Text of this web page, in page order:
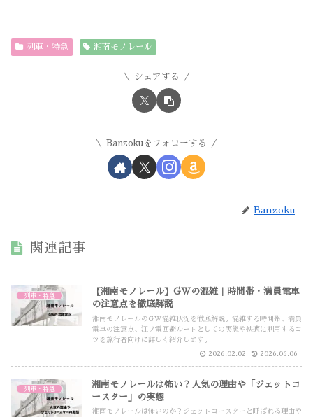
列車・特急 湘南モノレール
シェアする
Banzokuをフォローする
Banzoku
関連記事
列車・特急
【湘南モノレール】GWの混雑｜時間帯・満員電車
の注意点を徹底解説
湘南モノレールのGW混雑状況を徹底解説。混雑する時間帯、満員
電車の注意点、江ノ電回避ルートとしての実態や快適に利用するコ
ツを旅行者向けに詳しく紹介します。
2026.02.02 2026.06.06
列車・特急
湘南モノレールは怖い？人気の理由や「ジェットコ
ースター」の実態
湘南モノレールは怖いのか？ジェットコースターと呼ばれる理由や